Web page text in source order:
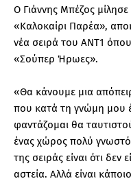
Ο Γιάννης Μπέζος
«Καλοκαίρι Παρέα»,
νέα σειρά του ΑΝΤ1
«Σούπερ Ήρωες».
«Θα κάνουμε μια
που κατά τη γνώμη μου
φαντάζομαι θα
ένας χώρος πολύ
της σειράς είναι ότι
αστεία. Αλλά είναι